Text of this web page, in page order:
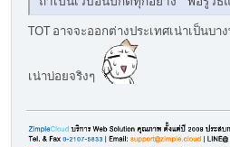
TOT อาจจะออกต่างประเทศเน่าเป็นบ
เน่าบ่อยจริงๆ